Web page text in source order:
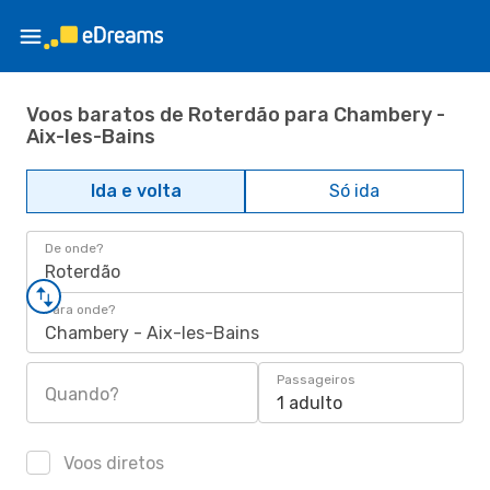
Voos baratos de Roterdão para Chambery -
Aix-les-Bains
Ida e volta Só ida
De onde?
Roterdão
Para onde?
Chambery - Aix-les-Bains
Quando?
Passageiros
1 adulto
Voos diretos